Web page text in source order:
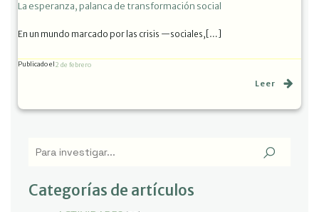
La esperanza, palanca de transformación social
En un mundo marcado por las crisis —sociales,[…]
Publicado el2 de febrero
Leer
Categorías de artículos